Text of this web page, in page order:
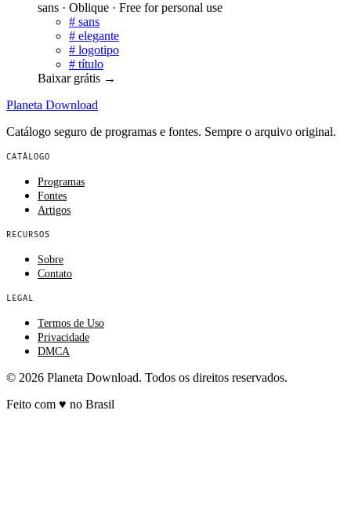
sans · Oblique · Free for personal use
# sans
# elegante
# logotipo
# título
Baixar grátis →
Planeta Download
Catálogo seguro de programas e fontes. Sempre o arquivo original.
CATÁLOGO
Programas
Fontes
Artigos
RECURSOS
Sobre
Contato
LEGAL
Termos de Uso
Privacidade
DMCA
© 2026 Planeta Download. Todos os direitos reservados.
Feito com ♥ no Brasil